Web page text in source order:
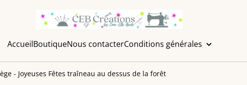
AccueilBoutiqueNous contacterConditions générales
- Joyeuses Fêtes traîneau au dessus de la forêt